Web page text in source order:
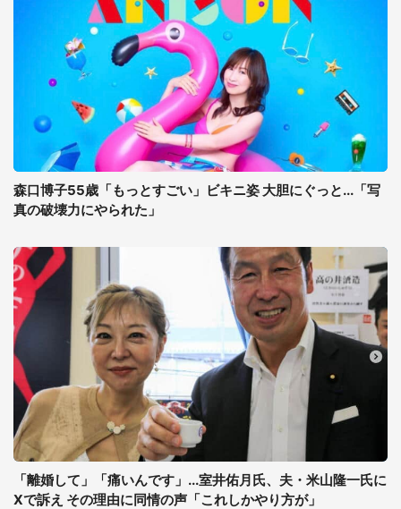
森口博子55歳「もっとすごい」ビキニ姿 大胆にぐっと...「写
真の破壊力にやられた」
「離婚して」「痛いんです」...室井佑月氏、夫・米山隆一氏に
Xで訴え その理由に同情の声「これしかやり方が」